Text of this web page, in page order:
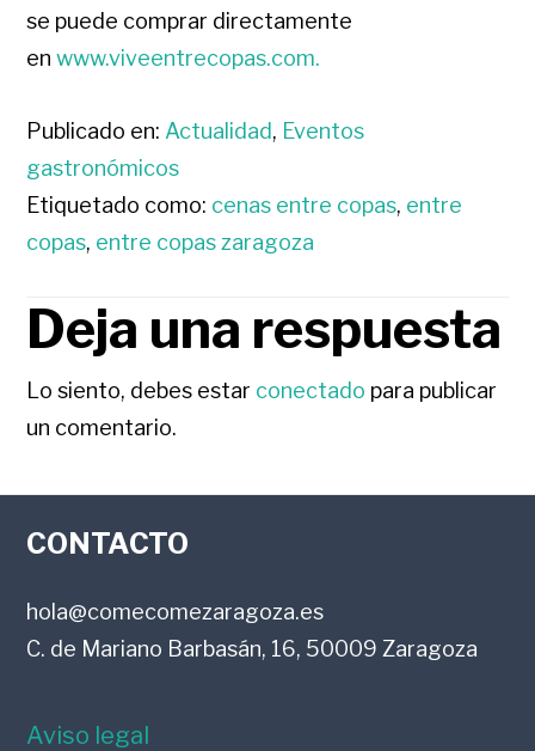
se puede comprar directamente
enwww.viveentrecopas.com.
Publicado en: Actualidad, Eventos
gastronómicos
Etiquetado como: cenas entre copas, entre
copas, entre copas zaragoza
INTERACCIONES
CON
LOS
LECTORES
Deja una respuesta
Lo siento, debes estar conectado para publicar
un comentario.
FOOTER
CONTACTO
hola@comecomezaragoza.es
C. de Mariano Barbasán, 16, 50009 Zaragoza
Aviso legal